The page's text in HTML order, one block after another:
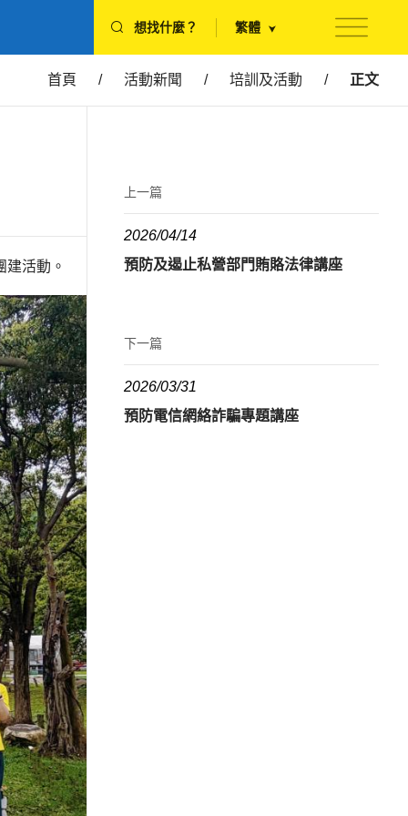
想找什麼？ 繁體
首頁 / 活動新聞 / 培訓及活動 / 正文
活動。
上一篇
2026/04/14
預防及遏止私營部門賄賂法律講座
下一篇
2026/03/31
預防電信網絡詐騙專題講座